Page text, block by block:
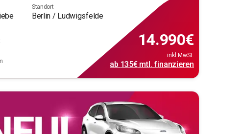
Standort
Berlin / Ludwigsfelde
14.990€
inkl.MwSt.
ab 135€mtl. finanzieren